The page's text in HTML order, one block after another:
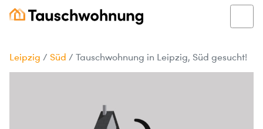
Leipzig / Süd / Tauschwohnung in Leipzig, Süd gesucht!